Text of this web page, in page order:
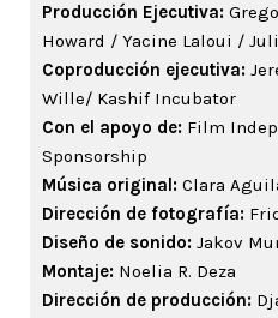
Producción Ejecutiva:
Howard / Yacine Laloui /
Coproducción ejecutiva:
Wille/ Kashif Incubator
Con el apoyo de: Film
Sponsorship
Música original: Clara
Dirección de fotografía:
Diseño de sonido: Jakov
Montaje: Noelia R. Deza
Dirección de producción: